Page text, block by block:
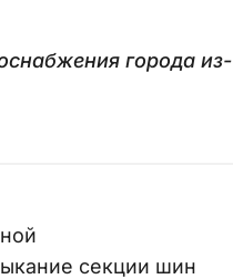
города из-
секции шин